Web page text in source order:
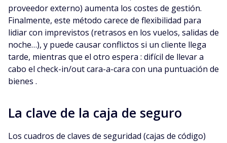
proveedor externo) aumenta los costes de gestión.
Finalmente, este método carece de flexibilidad para
lidiar con imprevistos (retrasos en los vuelos, salidas de
noche…), y puede causar conflictos si un cliente llega
tarde, mientras que el otro espera : difícil de llevar a
cabo el check-in/out cara-a-cara con una puntuación de
bienes .
La clave de la caja de seguro
Los cuadros de claves de seguridad (cajas de código)